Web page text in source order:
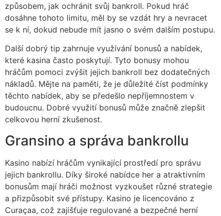
způsobem, jak ochránit svůj bankroll. Pokud hráč
dosáhne tohoto limitu, měl by se vzdát hry a nevracet
se k ní, dokud nebude mít jasno o svém dalším postupu.
Další dobrý tip zahrnuje využívání bonusů a nabídek,
které kasina často poskytují. Tyto bonusy mohou
hráčům pomoci zvýšit jejich bankroll bez dodatečných
nákladů. Mějte na paměti, že je důležité číst podmínky
těchto nabídek, aby se předešlo nepříjemnostem v
budoucnu. Dobré využití bonusů může značně zlepšit
celkovou herní zkušenost.
Gransino a správa bankrollu
Kasino nabízí hráčům vynikající prostředí pro správu
jejich bankrollu. Díky široké nabídce her a atraktivním
bonusům mají hráči možnost vyzkoušet různé strategie
a přizpůsobit své přístupy. Kasino je licencováno z
Curaçaa, což zajišťuje regulované a bezpečné herní